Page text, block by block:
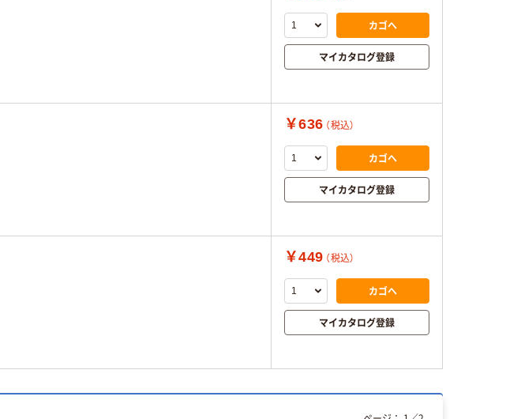
カゴへ
マイカタログ登録
￥636 （税込）
カゴへ
マイカタログ登録
￥449 （税込）
カゴへ
マイカタログ登録